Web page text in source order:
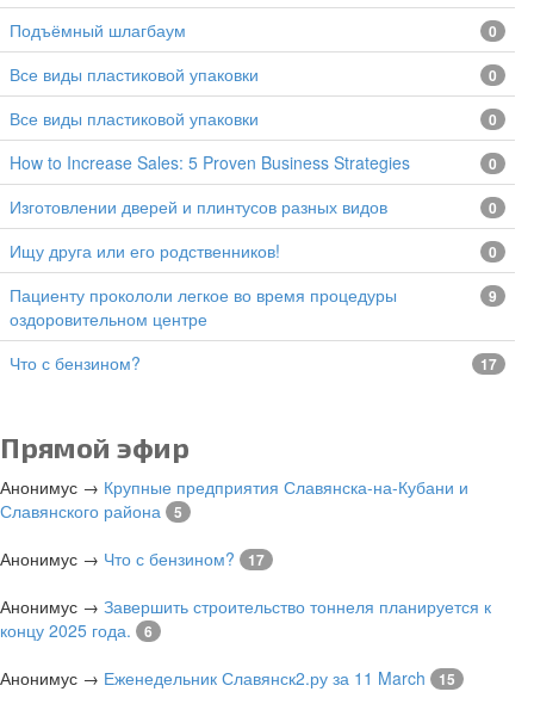
подъёмный шлагбаум 0
все виды пластиковой упаковки 0
все виды пластиковой упаковки 0
How to Increase Sales: 5 Proven Business Strategies 0
изготовлении дверей и плинтусов разных видов 0
Ищу друга или его родственников! 0
Пациенту прокололи легкое во время процедуры
оздоровительном центре
9
Что с бензином? 17
Прямой эфир
Анонимус → Крупные предприятия Славянска-на-Кубани и
Славянского района
5
Анонимус → Что с бензином? 17
Анонимус → Завершить строительство тоннеля планируется к
концу 2025 года.
6
Анонимус → Еженедельник Славянск2.ру за 11 March 15